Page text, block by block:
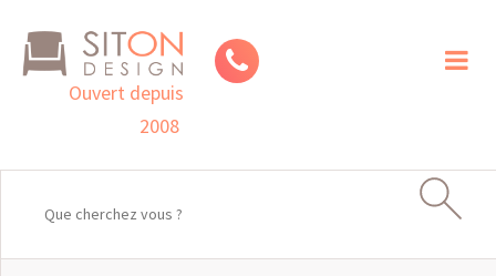
Ouvert depuis
2008